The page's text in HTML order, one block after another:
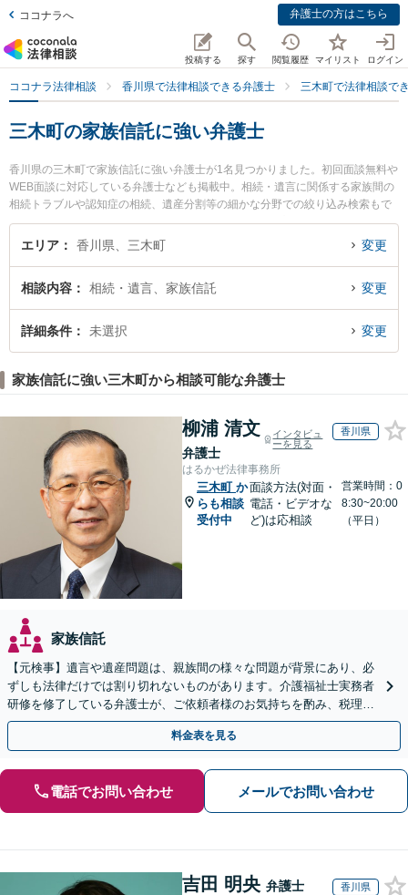
ココナラへ 弁護士の方はこちら
投稿する 探す 閲覧履歴 マイリスト ログイン
ココナラ法律相談 香川県で法律相談できる弁護士 三木町で法律相談で
三木町の家族信託に強い弁護士
香川県の三木町で家族信託に強い弁護士が1名見つかりました。初回面談無料や
WEB面談に対応している弁護士なども掲載中。相続・遺言に関係する家族間の
相続トラブルや認知症の相続、遺産分割等の細かな分野での絞り込み検索もで
き便利です。特に東讃岐法律事務所の多田 崇弁護士のプロフィール情報や弁護
士費用、強みなどが注目されています。『三木町で土日や夜間に発生した家族
できる三木町内の弁護士に相談予約したい』などでお困りの相談者さんにおす
すめです。
エリア 香川県、三木町 変更
相談内容 相続・遺言、家族信託 変更
詳細条件 未選択 変更
家族信託に強い三木町から相談可能な弁護士
柳浦 清文
弁護士
インタビュ
ーを見る
香川県
はるかぜ法律事務所
三木町 か
らも相談
受付中
面談方法(対面・
電話・ビデオな
ど)は応相談
営業時間：0
8:30~20:00
（平日）
家族信託
【元検事】遺言や遺産問題は、親族間の様々な問題が背景にあり、必
ずしも法律だけでは割り切れないものがあります。介護福祉士実務者
研修を修了している弁護士が、ご依頼者様のお気持ちを酌み、税理士
など他士業とも密接に連携しながら丁寧に対応いたします。
料金表を見る
電話でお問い合わせ メールでお問い合わせ
吉田 明央 弁護士 香川県